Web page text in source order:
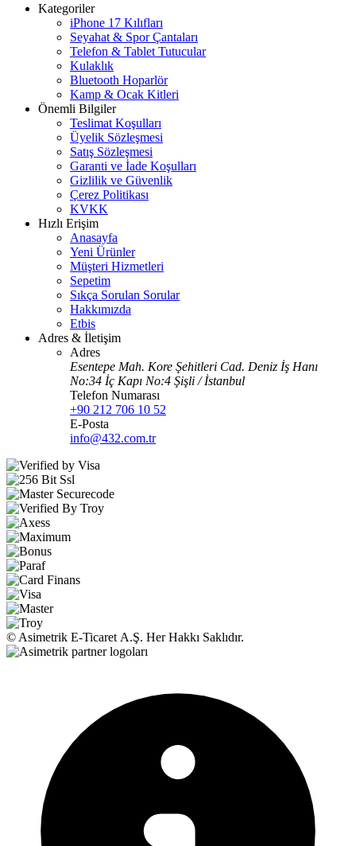
Kategoriler
iPhone 17 Kılıfları
Seyahat & Spor Çantaları
Telefon & Tablet Tutucular
Kulaklık
Bluetooth Hoparlör
Kamp & Ocak Kitleri
Önemli Bilgiler
Teslimat Koşulları
Üyelik Sözleşmesi
Satış Sözleşmesi
Garanti ve İade Koşulları
Gizlilik ve Güvenlik
Çerez Politikası
KVKK
Hızlı Erişim
Anasayfa
Yeni Ürünler
Müşteri Hizmetleri
Sepetim
Sıkça Sorulan Sorular
Hakkımızda
Etbis
Adres & İletişim
Adres
Esentepe Mah. Kore Şehitleri Cad. Deniz İş Hanı
No:34 İç Kapı No:4 Şişli / İstanbul
Telefon Numarası
+90 212 706 10 52
E-Posta
info@432.com.tr
© Asimetrik E‑Ticaret A.Ş. Her Hakkı Saklıdır.